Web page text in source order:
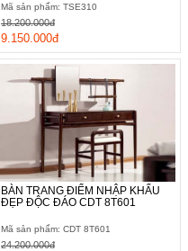
Mã sản phẩm: TSE310
9.150.000đ
18.200.000đ
BÀN TRANG ĐIỂM NHẬP KHẨU
ĐẸP ĐỘC ĐÁO CDT 8T601
Mã sản phẩm: CDT 8T601
24.200.000đ